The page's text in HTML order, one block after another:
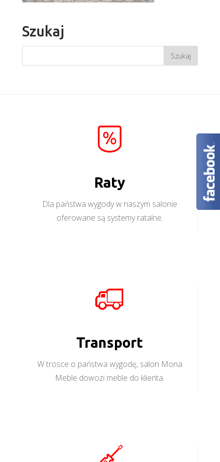
Szukaj
Raty
Dla państwa wygody w naszym salonie
oferowane są systemy ratalne.
Transport
W trosce o państwa wygodę, salon Mona
Meble dowozi meble do klienta.